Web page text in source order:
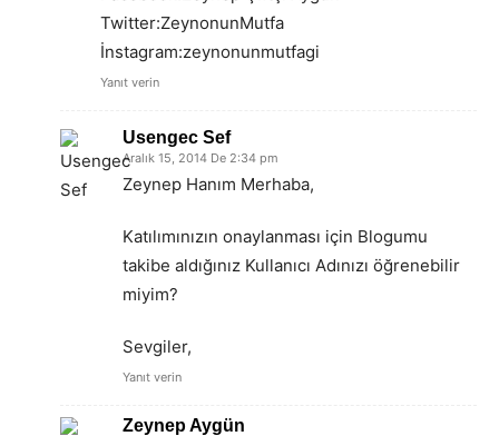
Twitter:ZeynonunMutfa
İnstagram:zeynonunmutfagi
Yanıt verin
Usengec Sef
Aralık 15, 2014 De 2:34 pm
Zeynep Hanım Merhaba,
Katılımınızın onaylanması için Blogumu
takibe aldığınız Kullanıcı Adınızı öğrenebilir
miyim?
Sevgiler,
Yanıt verin
Zeynep Aygün